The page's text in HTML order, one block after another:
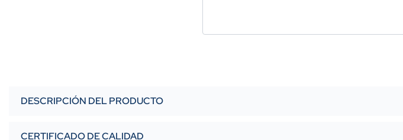
DESCRIPCIÓN DEL PRODUCTO
CERTIFICADO DE CALIDAD